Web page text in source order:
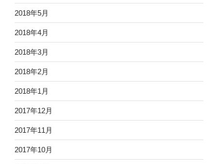
2018年5月
2018年4月
2018年3月
2018年2月
2018年1月
2017年12月
2017年11月
2017年10月